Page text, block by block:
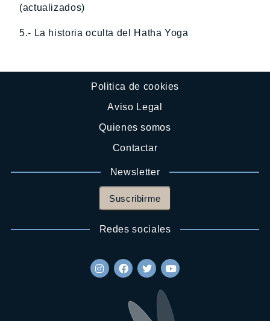
(actualizados)
5.- La historia oculta del Hatha Yoga
Politica de cookies
Aviso Legal
Quienes somos
Contactar
Newsletter
Suscribirme
Redes sociales